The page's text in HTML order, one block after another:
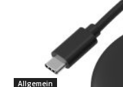
Allgemein